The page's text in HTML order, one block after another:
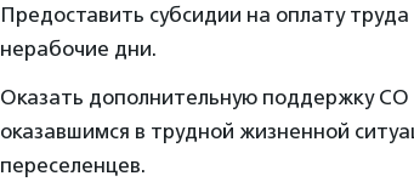
Предоставить субсидии на оплату
нерабочие дни.
Оказать дополнительную поддержку
оказавшимся в трудной жизненной
переселенцев.